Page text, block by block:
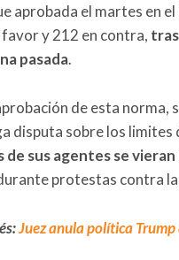
aprobada el martes en
y 212 en contra,
pasada.
de esta
disputa sobre los limites
de sus agentes se
protestas contra
Juez anula política